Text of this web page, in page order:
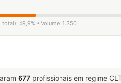
49,9% • Volume: 1.350
677 profissionais em regime